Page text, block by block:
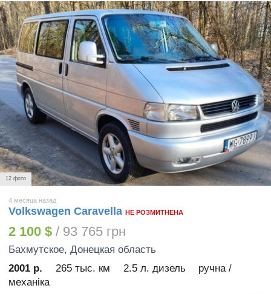
12 фото
4 месяца назад
Volkswagen Caravella НЕ РОЗМИТНЕНА
2 100 $ / 93 765 грн
Бахмутское, Донецкая область
2001 р.
265 тыс. км 2.5 л. дизель
ручна /
механіка